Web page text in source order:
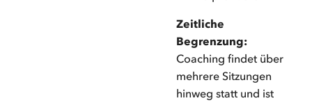
Zeitliche
Begrenzung:
Coaching findet über
mehrere Sitzungen
hinweg statt und ist